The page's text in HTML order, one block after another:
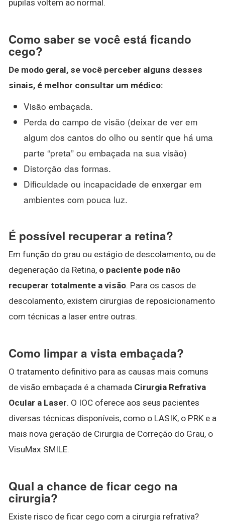
pupilas voltem ao normal.
Como saber se você está ficando
cego?
De modo geral, se você perceber alguns desses
sinais, é melhor consultar um médico:
Visão embaçada.
Perda do campo de visão (deixar de ver em
algum dos cantos do olho ou sentir que há uma
parte “preta” ou embaçada na sua visão)
Distorção das formas.
Dificuldade ou incapacidade de enxergar em
ambientes com pouca luz.
É possível recuperar a retina?
Em função do grau ou estágio de descolamento, ou de
degeneração da Retina, o paciente pode não
recuperar totalmente a visão. Para os casos de
descolamento, existem cirurgias de reposicionamento
com técnicas a laser entre outras.
Como limpar a vista embaçada?
O tratamento definitivo para as causas mais comuns
de visão embaçada é a chamada Cirurgia Refrativa
Ocular a Laser. O IOC oferece aos seus pacientes
diversas técnicas disponíveis, como o LASIK, o PRK e a
mais nova geração de Cirurgia de Correção do Grau, o
VisuMax SMILE.
Qual a chance de ficar cego na
cirurgia?
Existe risco de ficar cego com a cirurgia refrativa?